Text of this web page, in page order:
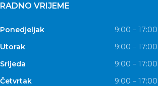
RADNO VRIJEME
Ponedjeljak
9:00 – 17:00
Utorak
9:00 – 17:00
Srijeda
9:00 – 17:00
Četvrtak
9:00 – 17:00